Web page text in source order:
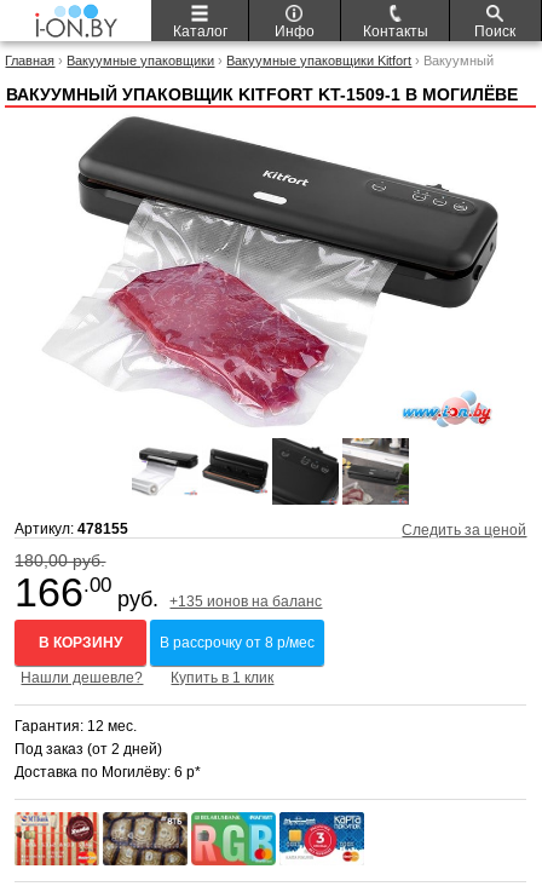
Каталог Инфо Контакты Поиск
Главная › Вакуумные упаковщики › Вакуумные упаковщики Kitfort › Вакуумный
ВАКУУМНЫЙ УПАКОВЩИК KITFORT KT-1509-1 В МОГИЛЁВЕ
Артикул:478155 Следить за ценой
180,00 руб.
166.00
руб. +135 ионов на баланс
В КОРЗИНУ В рассрочку от 8 р/мес
Нашли дешевле? Купить в 1 клик
Гарантия: 12 мес.
Под заказ (от 2 дней)
Доставка по Могилёву: 6 р*